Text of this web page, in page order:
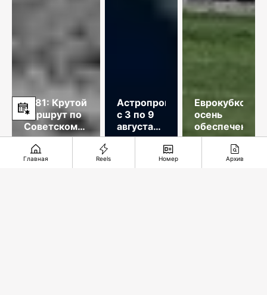
1981: Крутой
маршрут по
Советскому
Союзу
Астропрогноз
с 3 по 9
августа
2026
Еврокубковая
осень
обеспечена
Главная Reels Номер Архив